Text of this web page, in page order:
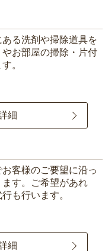
る洗剤や掃除道具を
お部屋の掃除・片付
。
細
客様のご要望に沿っ
す。ご希望があれ
も行います。
細